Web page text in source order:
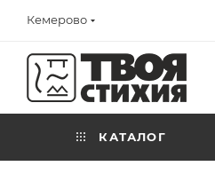
Кемерово
КАТАЛОГ